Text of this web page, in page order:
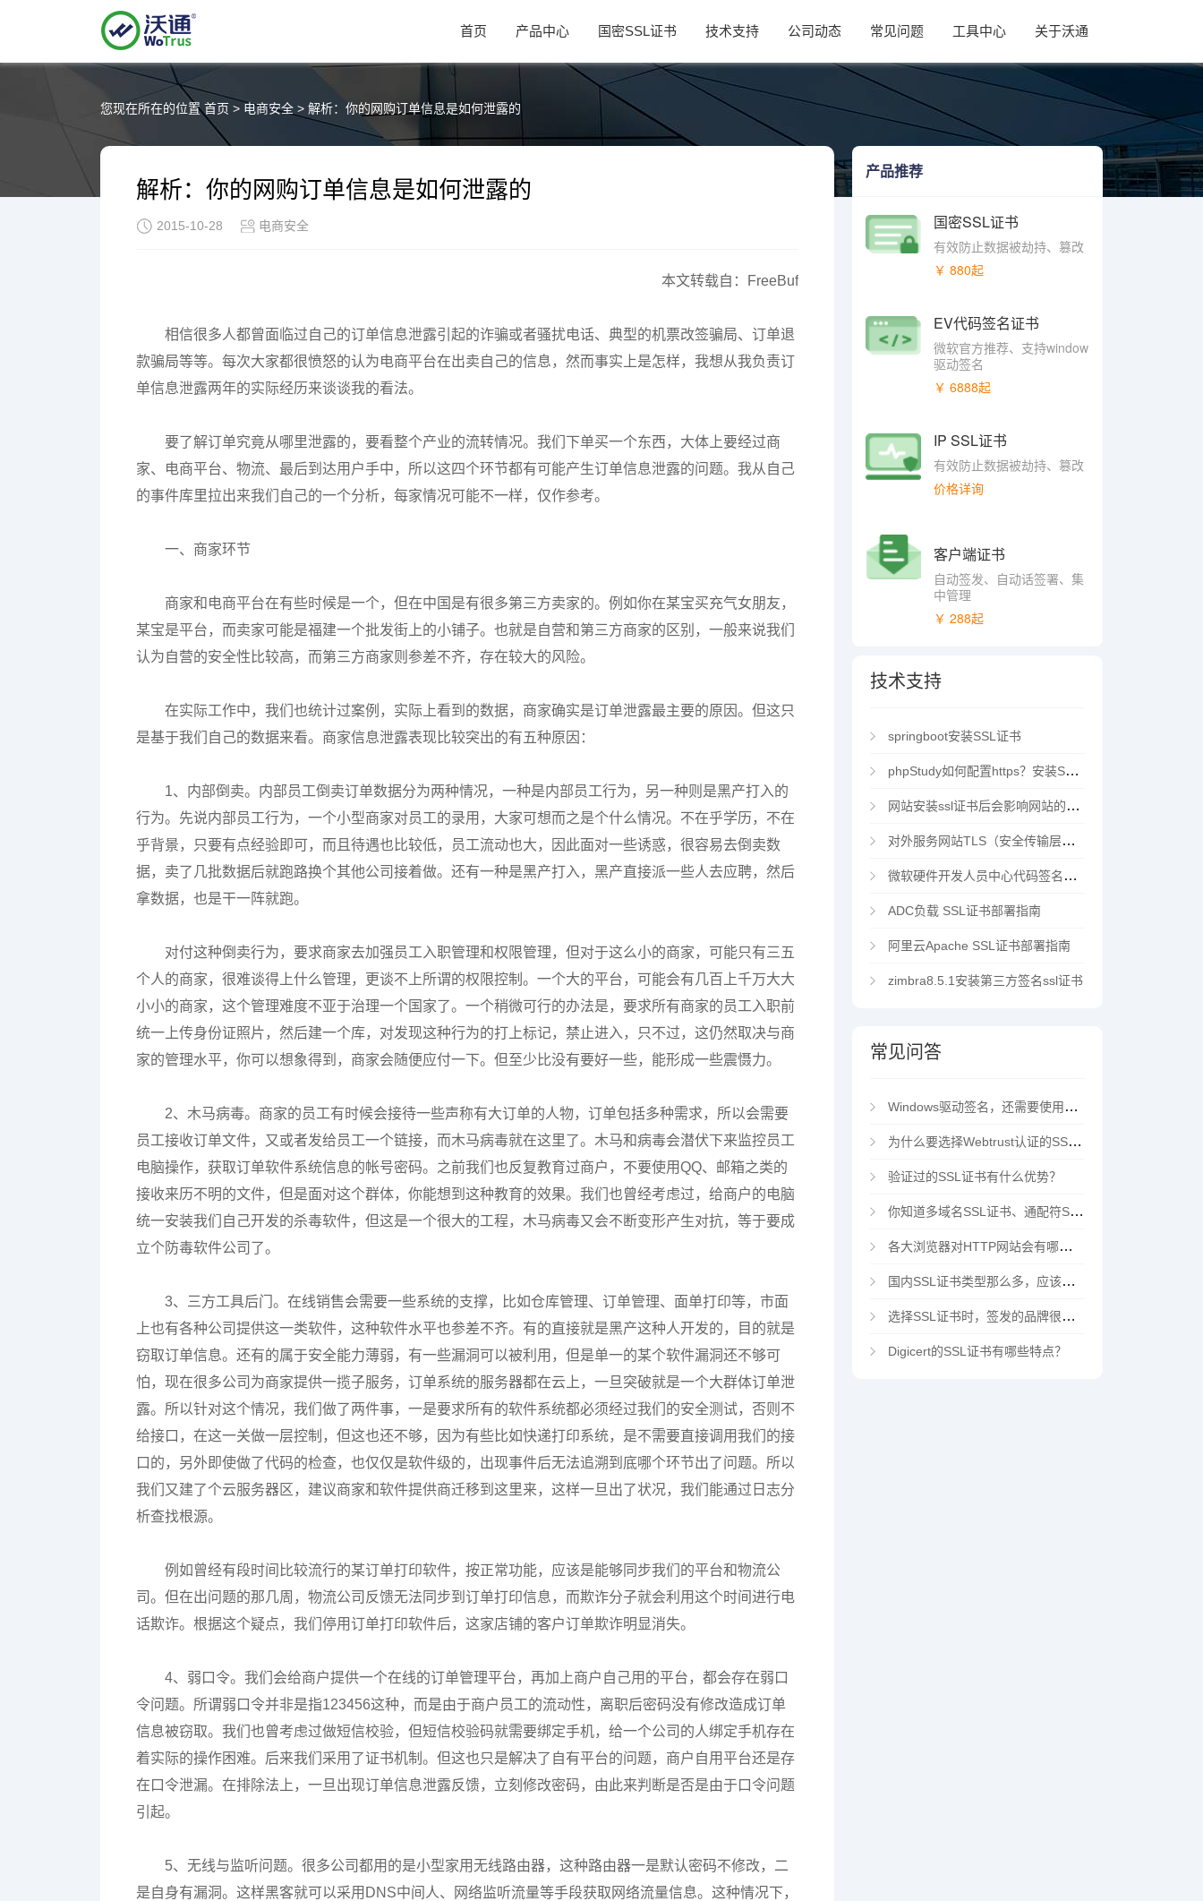
首页 产品中心 国密SSL证书 技术支持 公司动态 常见问题 工具中心 关于沃通
您现在所在的位置首页 > 电商安全 > 解析：你的网购订单信息是如何泄露的
解析：你的网购订单信息是如何泄露的
2015-10-28 电商安全
本文转载自：FreeBuf
相信很多人都曾面临过自己的订单信息泄露引起的诈骗或者骚扰电话、典型的机票改签骗局、订单退
款骗局等等。每次大家都很愤怒的认为电商平台在出卖自己的信息，然而事实上是怎样，我想从我负责订
单信息泄露两年的实际经历来谈谈我的看法。
要了解订单究竟从哪里泄露的，要看整个产业的流转情况。我们下单买一个东西，大体上要经过商
家、电商平台、物流、最后到达用户手中，所以这四个环节都有可能产生订单信息泄露的问题。我从自己
的事件库里拉出来我们自己的一个分析，每家情况可能不一样，仅作参考。
一、商家环节
商家和电商平台在有些时候是一个，但在中国是有很多第三方卖家的。例如你在某宝买充气女朋友，
某宝是平台，而卖家可能是福建一个批发街上的小铺子。也就是自营和第三方商家的区别，一般来说我们
认为自营的安全性比较高，而第三方商家则参差不齐，存在较大的风险。
在实际工作中，我们也统计过案例，实际上看到的数据，商家确实是订单泄露最主要的原因。但这只
是基于我们自己的数据来看。商家信息泄露表现比较突出的有五种原因：
1、内部倒卖。内部员工倒卖订单数据分为两种情况，一种是内部员工行为，另一种则是黑产打入的
行为。先说内部员工行为，一个小型商家对员工的录用，大家可想而之是个什么情况。不在乎学历，不在
乎背景，只要有点经验即可，而且待遇也比较低，员工流动也大，因此面对一些诱惑，很容易去倒卖数
据，卖了几批数据后就跑路换个其他公司接着做。还有一种是黑产打入，黑产直接派一些人去应聘，然后
拿数据，也是干一阵就跑。
对付这种倒卖行为，要求商家去加强员工入职管理和权限管理，但对于这么小的商家，可能只有三五
个人的商家，很难谈得上什么管理，更谈不上所谓的权限控制。一个大的平台，可能会有几百上千万大大
小小的商家，这个管理难度不亚于治理一个国家了。一个稍微可行的办法是，要求所有商家的员工入职前
统一上传身份证照片，然后建一个库，对发现这种行为的打上标记，禁止进入，只不过，这仍然取决与商
家的管理水平，你可以想象得到，商家会随便应付一下。但至少比没有要好一些，能形成一些震慑力。
2、木马病毒。商家的员工有时候会接待一些声称有大订单的人物，订单包括多种需求，所以会需要
员工接收订单文件，又或者发给员工一个链接，而木马病毒就在这里了。木马和病毒会潜伏下来监控员工
电脑操作，获取订单软件系统信息的帐号密码。之前我们也反复教育过商户，不要使用QQ、邮箱之类的
接收来历不明的文件，但是面对这个群体，你能想到这种教育的效果。我们也曾经考虑过，给商户的电脑
统一安装我们自己开发的杀毒软件，但这是一个很大的工程，木马病毒又会不断变形产生对抗，等于要成
立个防毒软件公司了。
3、三方工具后门。在线销售会需要一些系统的支撑，比如仓库管理、订单管理、面单打印等，市面
上也有各种公司提供这一类软件，这种软件水平也参差不齐。有的直接就是黑产这种人开发的，目的就是
窃取订单信息。还有的属于安全能力薄弱，有一些漏洞可以被利用，但是单一的某个软件漏洞还不够可
怕，现在很多公司为商家提供一揽子服务，订单系统的服务器都在云上，一旦突破就是一个大群体订单泄
露。所以针对这个情况，我们做了两件事，一是要求所有的软件系统都必须经过我们的安全测试，否则不
给接口，在这一关做一层控制，但这也还不够，因为有些比如快递打印系统，是不需要直接调用我们的接
口的，另外即使做了代码的检查，也仅仅是软件级的，出现事件后无法追溯到底哪个环节出了问题。所以
我们又建了个云服务器区，建议商家和软件提供商迁移到这里来，这样一旦出了状况，我们能通过日志分
析查找根源。
例如曾经有段时间比较流行的某订单打印软件，按正常功能，应该是能够同步我们的平台和物流公
司。但在出问题的那几周，物流公司反馈无法同步到订单打印信息，而欺诈分子就会利用这个时间进行电
话欺诈。根据这个疑点，我们停用订单打印软件后，这家店铺的客户订单欺诈明显消失。
4、弱口令。我们会给商户提供一个在线的订单管理平台，再加上商户自己用的平台，都会存在弱口
令问题。所谓弱口令并非是指123456这种，而是由于商户员工的流动性，离职后密码没有修改造成订单
信息被窃取。我们也曾考虑过做短信校验，但短信校验码就需要绑定手机，给一个公司的人绑定手机存在
着实际的操作困难。后来我们采用了证书机制。但这也只是解决了自有平台的问题，商户自用平台还是存
在口令泄漏。在排除法上，一旦出现订单信息泄露反馈，立刻修改密码，由此来判断是否是由于口令问题
引起。
5、无线与监听问题。很多公司都用的是小型家用无线路由器，这种路由器一是默认密码不修改，二
是自身有漏洞。这样黑客就可以采用DNS中间人、网络监听流量等手段获取网络流量信息。这种情况下，
产品推荐
国密SSL证书
有效防止数据被劫持、篡改
￥ 880起
EV代码签名证书
微软官方推荐、支持window
驱动签名
￥ 6888起
IP SSL证书
有效防止数据被劫持、篡改
价格详询
客户端证书
自动签发、自动话签署、集
中管理
￥ 288起
技术支持
springboot安装SSL证书
phpStudy如何配置https？安装SSL证书方法指南
网站安装ssl证书后会影响网站的访问速度吗？
对外服务网站TLS（安全传输层协议）部署指南
微软硬件开发人员中心代码签名证书选购指南
ADC负载 SSL证书部署指南
阿里云Apache SSL证书部署指南
zimbra8.5.1安装第三方签名ssl证书
常见问答
Windows驱动签名，还需要使用EV代码签名证书吗？
为什么要选择Webtrust认证的SSL证书？
验证过的SSL证书有什么优势？
你知道多域名SSL证书、通配符SSL证书、多域名通配符SSL证书吗？
各大浏览器对HTTP网站会有哪些“不安全”警告
国内SSL证书类型那么多，应该选择哪家CA机构？
选择SSL证书时，签发的品牌很重要吗？
Digicert的SSL证书有哪些特点？